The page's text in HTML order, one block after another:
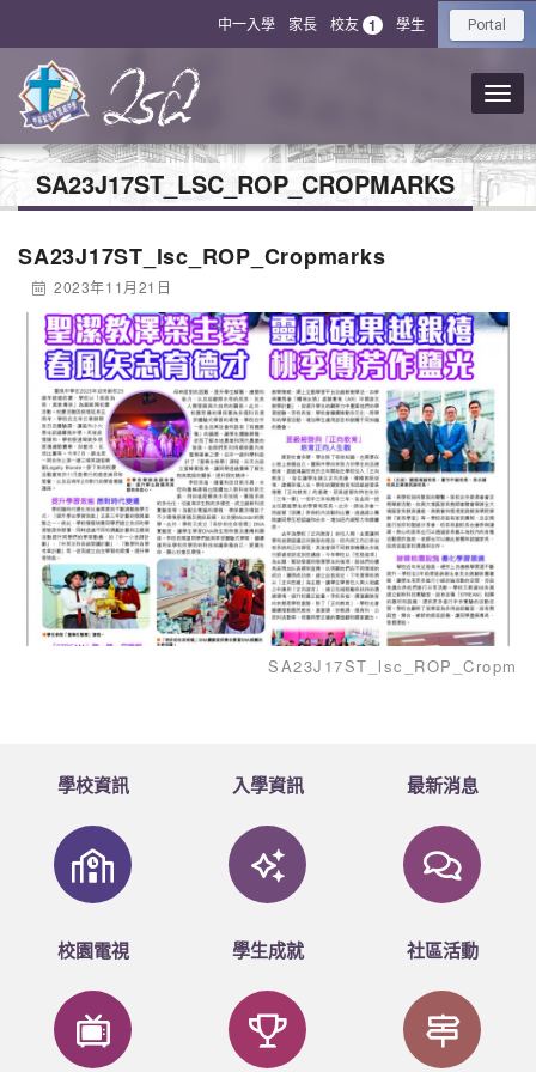
中一入學 家長 校友 1 學生 Portal
SA23J17ST_LSC_ROP_CROPMARKS
SA23J17ST_lsc_ROP_Cropmarks
2023年11月21日
學校資訊 入學資訊 最新消息
校園電視 學生成就 社區活動